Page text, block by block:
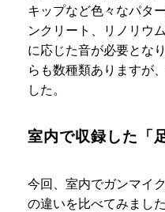
キップなど色々なパタ
ンクリート、リノリウ
に応じた音が必要とな
らも数種類ありますが
した。
室内で収録した「
今回、室内でガンマイ
の違いを比べてみまし